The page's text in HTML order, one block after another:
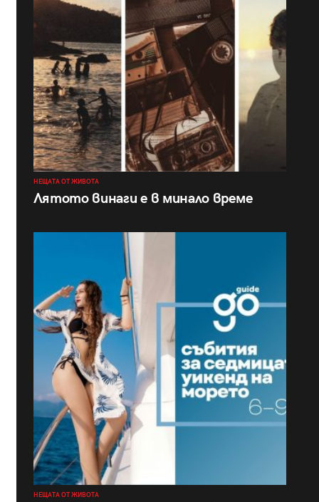
НЕЩАТА ОТ ЖИВОТА
Лятото винаги е в минало време
НЕЩАТА ОТ ЖИВОТА